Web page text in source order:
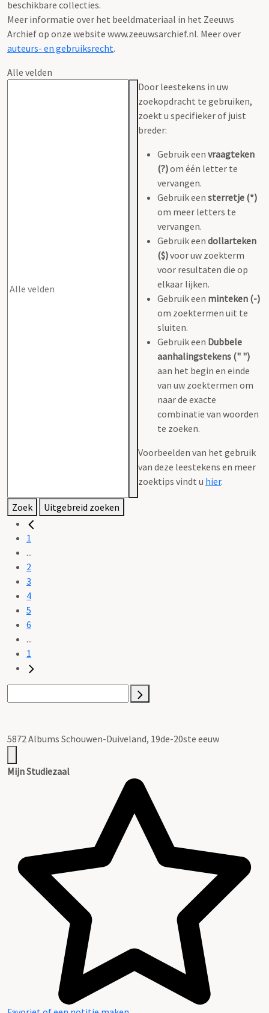
beschikbare collecties.
Meer informatie over het beeldmateriaal in het Zeeuws
Archief op onze website www.zeeuwsarchief.nl. Meer over
auteurs- en gebruiksrecht.
Alle velden
Door leestekens in uw
zoekopdracht te gebruiken,
zoekt u specifieker of juist
breder:
Gebruik een vraagteken
(?)om één letter te
vervangen.
Gebruik een sterretje (*)
om meer letters te
vervangen.
Gebruik een dollarteken
($)voor uw zoekterm
voor resultaten die op
elkaar lijken.
Gebruik een minteken (-)
om zoektermen uit te
sluiten.
Gebruik een Dubbele
aanhalingstekens (" ")
aan het begin en einde
van uw zoektermen om
naar de exacte
combinatie van woorden
te zoeken.
Voorbeelden van het gebruik
van deze leestekens en meer
zoektips vindt u hier.
Zoek Uitgebreid zoeken
1
...
2
3
4
5
6
...
1
5872 Albums Schouwen-Duiveland, 19de-20ste eeuw
Mijn Studiezaal